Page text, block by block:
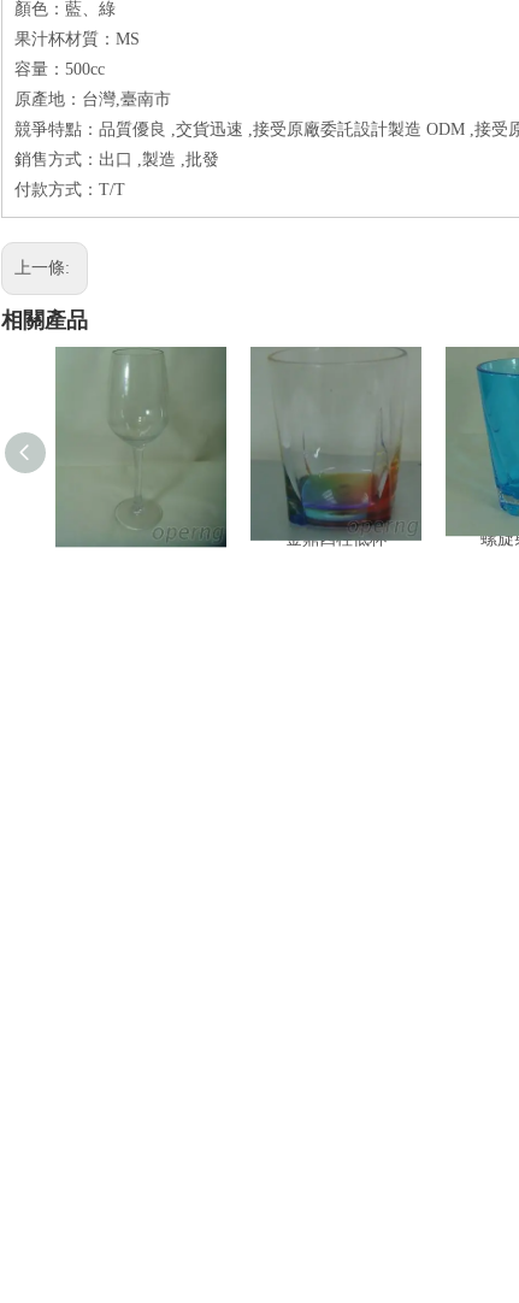
顏色：藍、綠
果汁杯材質：MS
容量：500cc
原產地：台灣,臺南市
競爭特點：品質優良 ,交貨迅速 ,接受原廠委託設計製造 ODM ,接受
銷售方式：出口 ,製造 ,批發
付款方式：T/T
上一條:
相關產品
紅酒細高腳杯 金鼎四柱低杯 螺旋